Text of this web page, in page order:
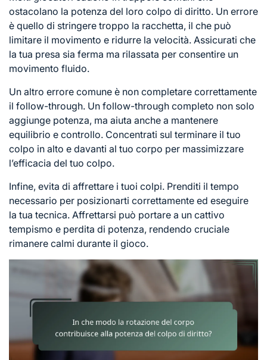
ostacolano la potenza del loro colpo di diritto. Un errore
è quello di stringere troppo la racchetta, il che può
limitare il movimento e ridurre la velocità. Assicurati che
la tua presa sia ferma ma rilassata per consentire un
movimento fluido.
Un altro errore comune è non completare correttamente
il follow-through. Un follow-through completo non solo
aggiunge potenza, ma aiuta anche a mantenere
equilibrio e controllo. Concentrati sul terminare il tuo
colpo in alto e davanti al tuo corpo per massimizzare
l’efficacia del tuo colpo.
Infine, evita di affrettare i tuoi colpi. Prenditi il tempo
necessario per posizionarti correttamente ed eseguire
la tua tecnica. Affrettarsi può portare a un cattivo
tempismo e perdita di potenza, rendendo cruciale
rimanere calmi durante il gioco.